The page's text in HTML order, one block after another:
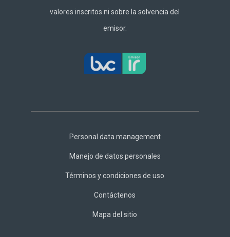
valores inscritos ni sobre la solvencia del
emisor.
Footer
Personal data management
Manejo de datos personales
Términos y condiciones de uso
Contáctenos
Mapa del sitio